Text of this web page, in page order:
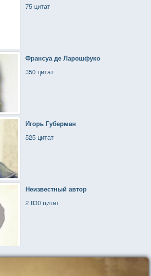
75 цитат
Франсуа де Ларошфуко
350 цитат
Игорь Губерман
525 цитат
Неизвестный автор
2 830 цитат